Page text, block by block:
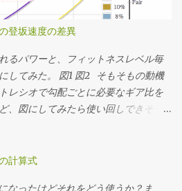
チェーンリングに当たってうっとお
だと思う。 勾配のデータを持って
ーまたは想定タイムを仮決めする 脳
ションして速度の推移を調べる シミ
を元に使用するギア比を決定する っ
のデータがない場合はルートラボや
ら粗くてもいいので距離・標高のデ
てる。 3番目の速度の分布から、 最
登坂速度の差異
るパワーと、フィットネスレベル毎
してみた。 図1 図2 そもそもの動機
レシオで勾配ごとに必要なギア比を
、図にしてみたら使い回しできそう
の Power Profiling Spreadsheet v 4.0
計算式
なったけどそれをどう使うか？ま